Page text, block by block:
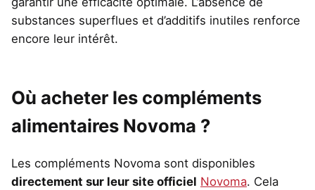
substances superflues et d’additifs inutiles renforce
encore leur intérêt.
Où acheter les compléments
alimentaires Novoma ?
Les compléments Novoma sont disponibles
directement sur leur site officiel Novoma. Cela